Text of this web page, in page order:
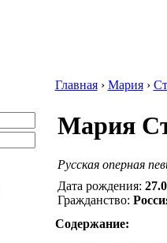
Главная› Мария›
Мария
Русская оперная
Дата рождения:
Гражданство:
Содержание: